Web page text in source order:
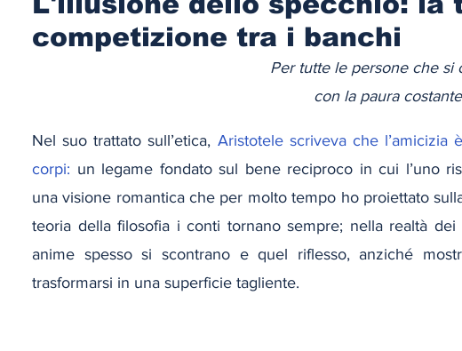
competizione tra i banchi
Per tutte le persone che si
con la paura
Nel suo trattato sull’etica, Aristotele scriveva che l’amicizia
corpi: un legame fondato sul bene reciproco in cui l’uno
una visione romantica che per molto tempo ho proiettato
teoria della filosofia i conti tornano sempre; nella realtà
anime spesso si scontrano e quel riflesso, anziché
trasformarsi in una superficie tagliente.